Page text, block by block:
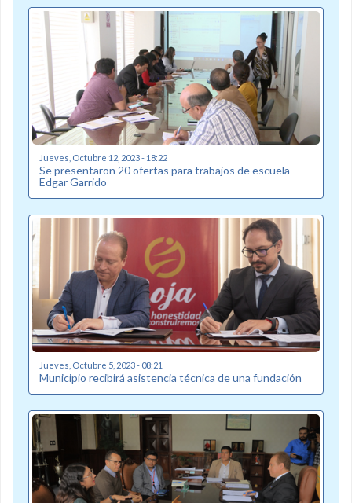
Jueves, Octubre 12, 2023 - 18:22
Se presentaron 20 ofertas para trabajos de escuela
Edgar Garrido
Jueves, Octubre 5, 2023 - 08:21
Municipio recibirá asistencia técnica de una fundación